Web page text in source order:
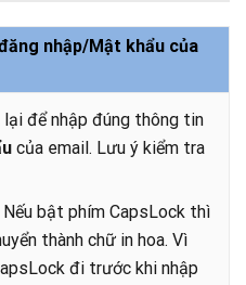
nhập/Mật khẩu của
lại để nhập đúng thông tin
của email. Lưu ý kiểm tra
Nếu bật phím CapsLock thì
thành chữ in hoa. Vì
đi trước khi nhập